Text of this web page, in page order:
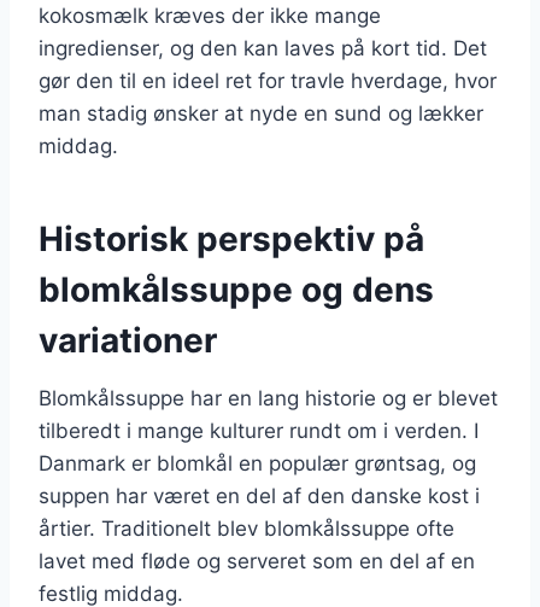
kokosmælk kræves der ikke mange
ingredienser, og den kan laves på kort tid. Det
gør den til en ideel ret for travle hverdage, hvor
man stadig ønsker at nyde en sund og lækker
middag.
Historisk perspektiv på
blomkålssuppe og dens
variationer
Blomkålssuppe har en lang historie og er blevet
tilberedt i mange kulturer rundt om i verden. I
Danmark er blomkål en populær grøntsag, og
suppen har været en del af den danske kost i
årtier. Traditionelt blev blomkålssuppe ofte
lavet med fløde og serveret som en del af en
festlig middag.